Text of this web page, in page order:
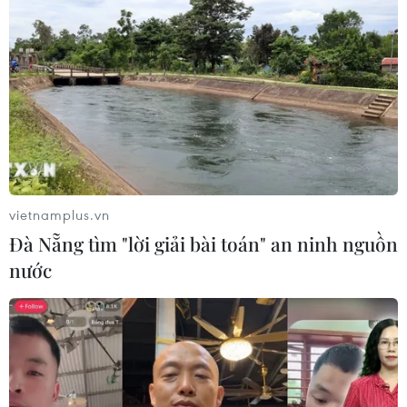
Quảng Ninh chấm dứt cơ sở giết mổ
động vật không đủ điều kiện trước
31/10
03/08/2026 11:31
Bệnh viện hạng đặc biệt cơ sở Ninh
Bình khẳng định "cánh tay nối dài"
hiệu quả
03/08/2026 07:15
thanh toán chi phí khám chữa bệnh y
học gia đình
03/08/2026 07:04
vietnamplus.vn
Đà Nẵng tìm "lời giải bài toán" an ninh nguồn
nước